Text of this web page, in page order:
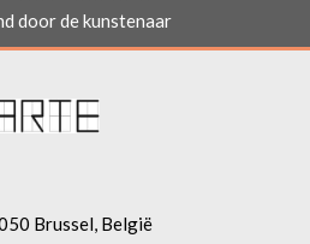
door de kunstenaar
Brussel, België